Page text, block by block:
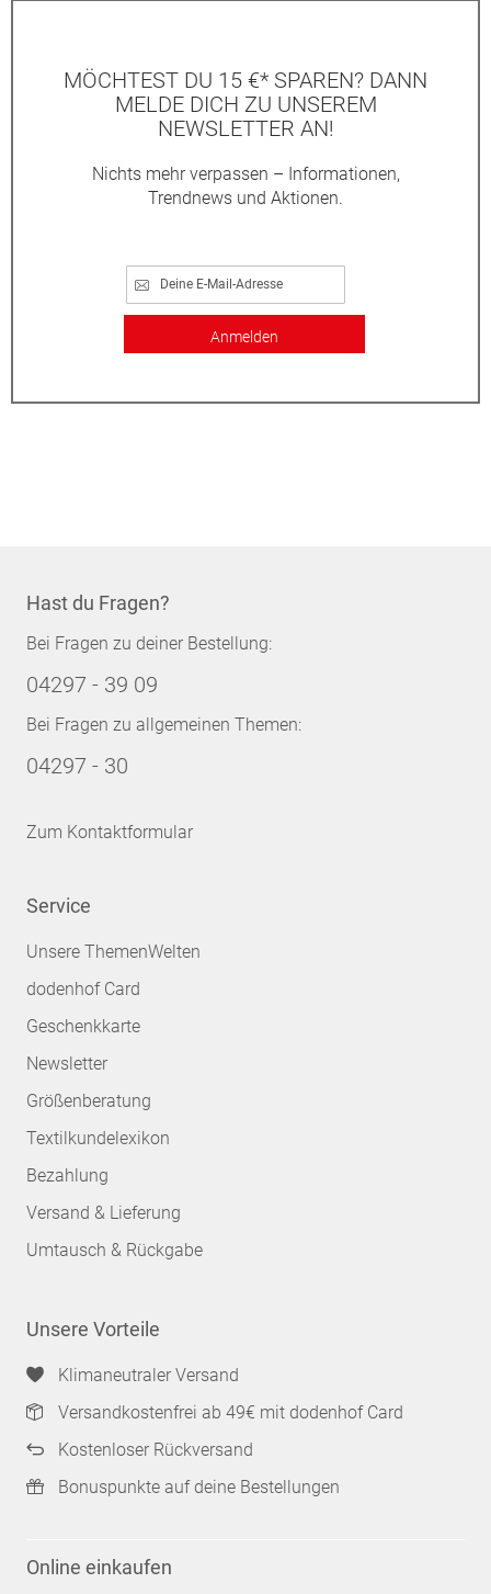
MÖCHTEST DU 15 €* SPAREN? DANN
MELDE DICH ZU UNSEREM
NEWSLETTER AN!
Nichts mehr verpassen – Informationen,
Trendnews und Aktionen.
Anmelden
Hast du Fragen?
Bei Fragen zu deiner Bestellung:
04297 - 39 09
Bei Fragen zu allgemeinen Themen:
04297 - 30
Zum Kontaktformular
Service
Unsere ThemenWelten
dodenhof Card
Geschenkkarte
Newsletter
Größenberatung
Textilkundelexikon
Bezahlung
Versand & Lieferung
Umtausch & Rückgabe
Unsere Vorteile
Klimaneutraler Versand
Versandkostenfrei ab 49€ mit dodenhof Card
Kostenloser Rückversand
Bonuspunkte auf deine Bestellungen
Online einkaufen